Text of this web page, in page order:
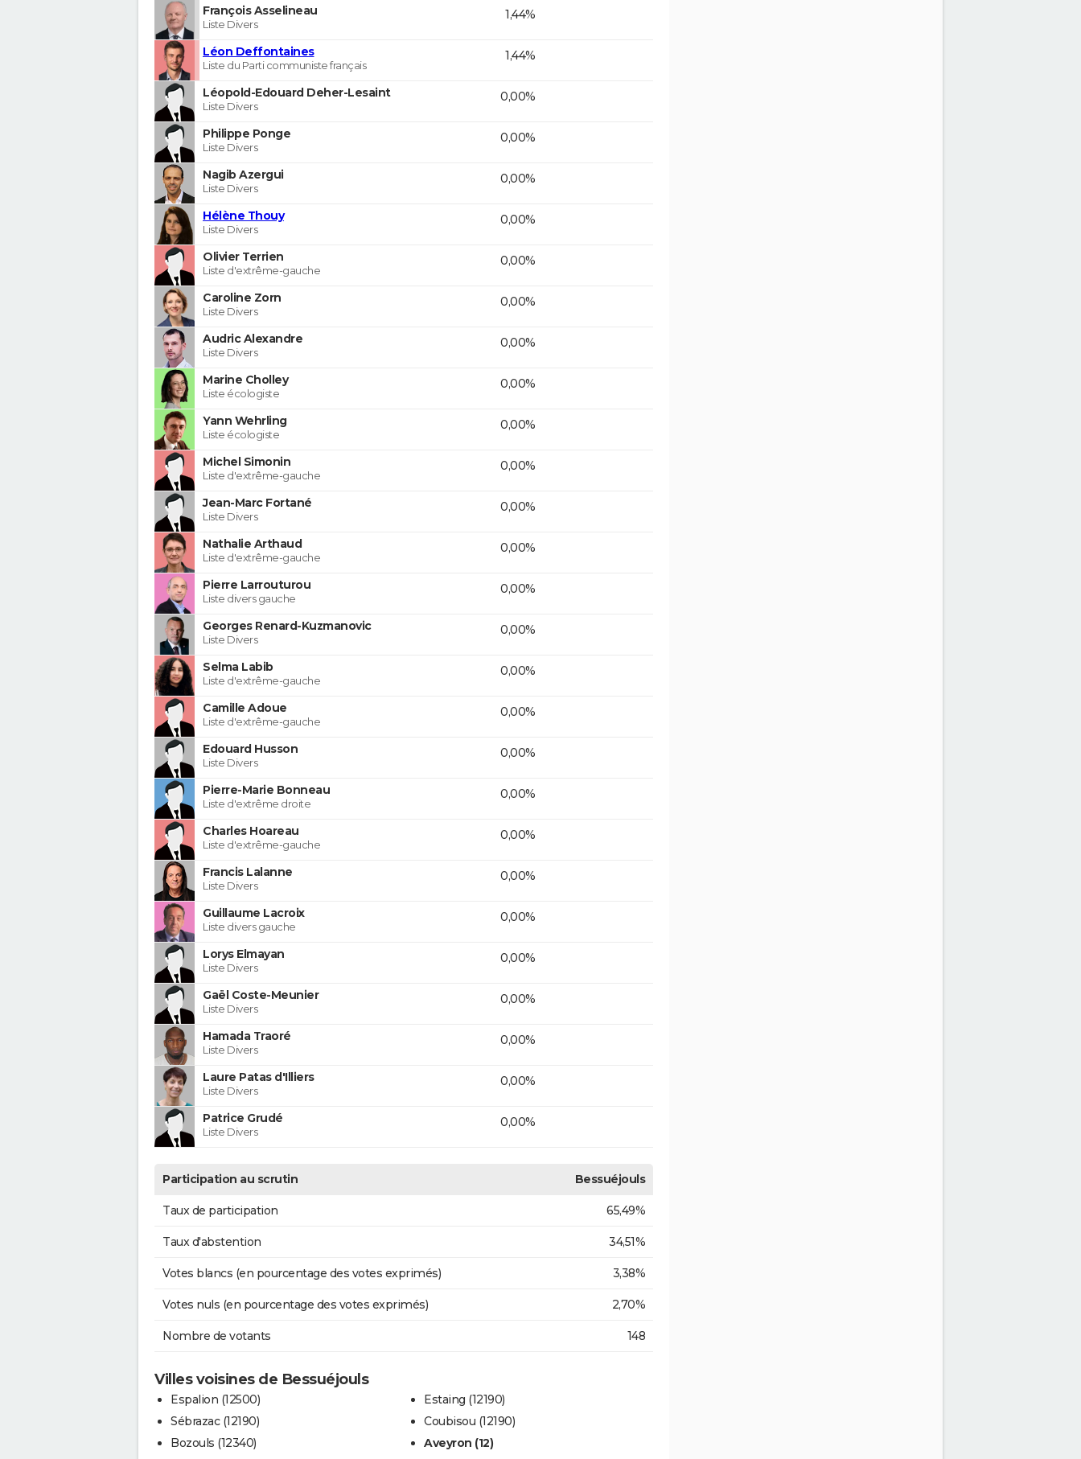
François Asselineau
Liste Divers
1,44%
Léon Deffontaines
Liste du Parti communiste français
1,44%
Léopold-Edouard Deher-Lesaint
Liste Divers
0,00%
Philippe Ponge
Liste Divers
0,00%
Nagib Azergui
Liste Divers
0,00%
Hélène Thouy
Liste Divers
0,00%
Olivier Terrien
Liste d'extrême-gauche
0,00%
Caroline Zorn
Liste Divers
0,00%
Audric Alexandre
Liste Divers
0,00%
Marine Cholley
Liste écologiste
0,00%
Yann Wehrling
Liste écologiste
0,00%
Michel Simonin
Liste d'extrême-gauche
0,00%
Jean-Marc Fortané
Liste Divers
0,00%
Nathalie Arthaud
Liste d'extrême-gauche
0,00%
Pierre Larrouturou
Liste divers gauche
0,00%
Georges Renard-Kuzmanovic
Liste Divers
0,00%
Selma Labib
Liste d'extrême-gauche
0,00%
Camille Adoue
Liste d'extrême-gauche
0,00%
Edouard Husson
Liste Divers
0,00%
Pierre-Marie Bonneau
Liste d'extrême droite
0,00%
Charles Hoareau
Liste d'extrême-gauche
0,00%
Francis Lalanne
Liste Divers
0,00%
Guillaume Lacroix
Liste divers gauche
0,00%
Lorys Elmayan
Liste Divers
0,00%
Gaël Coste-Meunier
Liste Divers
0,00%
Hamada Traoré
Liste Divers
0,00%
Laure Patas d'Illiers
Liste Divers
0,00%
Patrice Grudé
Liste Divers
0,00%
Participation au scrutin Bessuéjouls
Taux de participation 65,49%
Taux d'abstention 34,51%
Votes blancs (en pourcentage des votes exprimés) 3,38%
Votes nuls (en pourcentage des votes exprimés) 2,70%
Nombre de votants 148
Villes voisines de Bessuéjouls
Espalion (12500)
Sébrazac (12190)
Bozouls (12340)
Estaing (12190)
Coubisou (12190)
Aveyron (12)